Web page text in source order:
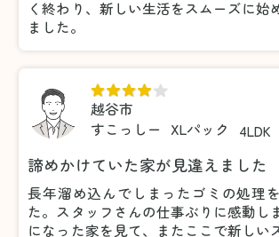
く終わり、新しい生活をスムーズに始
ました。
越谷市
すこっしー
XLパック 4LDK
諦めかけていた家が見違えました
長年溜め込んでしまったゴミの処理
た。スタッフさんの仕事ぶりに感動し
になった家を見て、またここで新しい